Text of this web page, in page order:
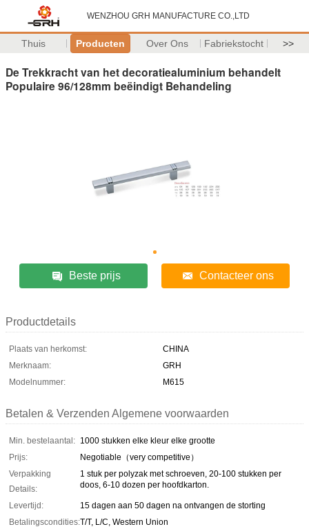
WENZHOU GRH MANUFACTURE CO.,LTD
Thuis Producten Over Ons Fabriekstocht >>
De Trekkracht van het decoratiealuminium behandelt
Populaire 96/128mm beëindigt Behandeling
Beste prijs Contacteer ons
Productdetails
Plaats van herkomst:
CHINA
Merknaam:
GRH
Modelnummer:
M615
Betalen & Verzenden Algemene voorwaarden
Min. bestelaantal: 1000 stukken elke kleur elke grootte
Prijs:
Negotiable（very competitive）
Verpakking
Details:
1 stuk per polyzak met schroeven, 20-100 stukken per
doos, 6-10 dozen per hoofdkarton.
Levertijd:
15 dagen aan 50 dagen na ontvangen de storting
Betalingscondities:T/T, L/C, Western Union